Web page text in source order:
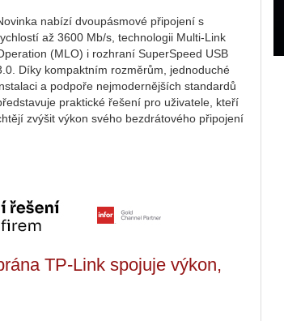
nabízí dvoupásmové připojení s
až 3600 Mb/s, technologii Multi-Link
(MLO) i rozhraní SuperSpeed USB
Díky kompaktním rozměrům, jednoduché
a podpoře nejmodernějších standardů
praktické řešení pro uživatele, kteří
zvýšit výkon svého bezdrátového připojení
TP-Link spojuje výkon,